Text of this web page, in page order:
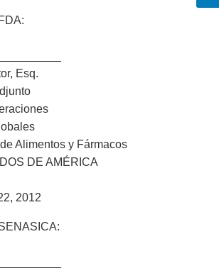
Esq.
Alimentos y Fármacos
DE AMÉRICA
2012